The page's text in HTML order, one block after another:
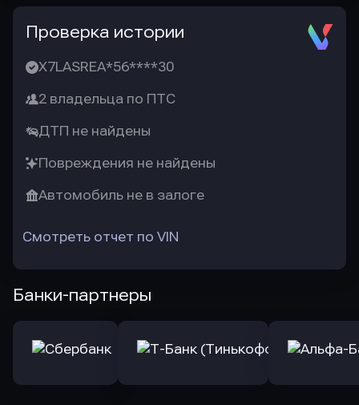
Проверка истории
X7LASREA*56****30
2 владельца по ПТС
ДТП не найдены
Повреждения не найдены
Автомобиль не в залоге
Смотреть отчет по VIN
Банки-партнеры